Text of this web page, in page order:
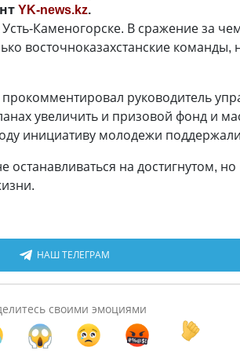
YK-news.kz.
Усть-Каменогорске. В сражение за
восточноказахстанские команды,
руководитель
увеличить и призовой фонд и
инициативу молодежи
на достигнутом, но
НАШ ТЕЛЕГРАМ
своими эмоциями